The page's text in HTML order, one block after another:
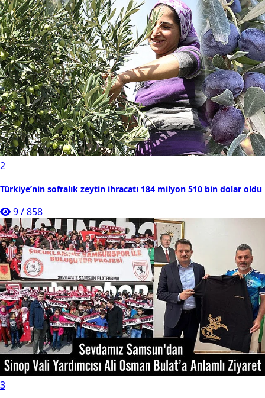
2
Türkiye’nin sofralık zeytin ihracatı 184 milyon 510 bin dolar oldu
9/858
3